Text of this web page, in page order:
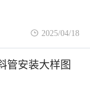
2025/04/18
管安装大样图